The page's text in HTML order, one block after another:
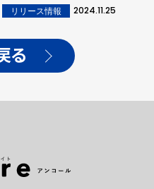
リリース情報 2024.11.25
る